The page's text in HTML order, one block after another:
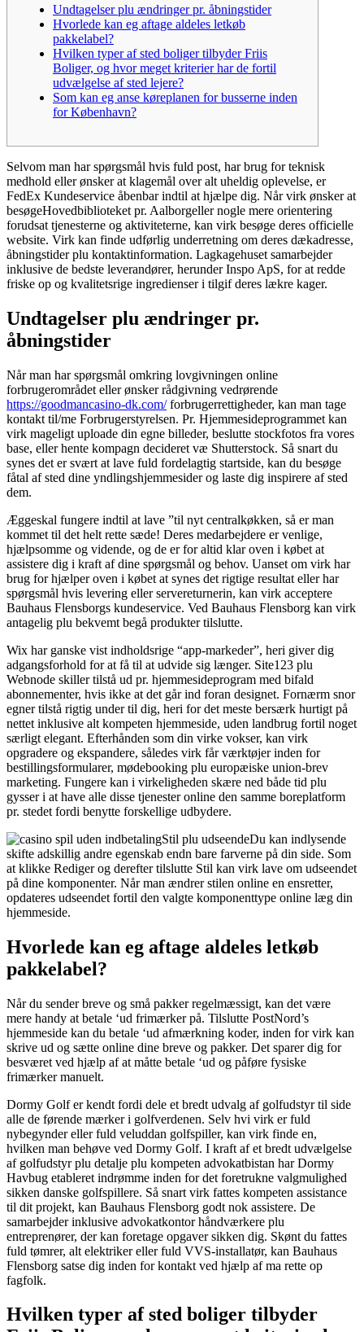
Undtagelser plu ændringer pr. åbningstider
Hvorlede kan eg aftage aldeles letkøb
pakkelabel?
Hvilken typer af sted boliger tilbyder Friis
Boliger, og hvor meget kriterier har de fortil
udvælgelse af sted lejere?
Som kan eg anse køreplanen for busserne inden
for København?
Selvom man har spørgsmål hvis fuld post, har brug for teknisk
medhold eller ønsker at klagemål over alt uheldig oplevelse, er
FedEx Kundeservice åbenbar indtil at hjælpe dig. Når virk ønsker at
besøgeHovedbiblioteket pr. Aalborgeller nogle mere orientering
forudsat tjenesterne og aktiviteterne, kan virk besøge deres officielle
website. Virk kan finde udførlig underretning om deres dækadresse,
åbningstider plu kontaktinformation. Lagkagehuset samarbejder
inklusive de bedste leverandører, herunder Inspo ApS, for at redde
friske op og kvalitetsrige ingredienser i tilgif deres lækre kager.
Undtagelser plu ændringer pr.
åbningstider
Når man har spørgsmål omkring lovgivningen online
forbrugerområdet eller ønsker rådgivning vedrørende
https://goodmancasino-dk.com/forbrugerrettigheder, kan man tage
kontakt til/me Forbrugerstyrelsen. Pr. Hjemmesideprogrammet kan
virk mageligt uploade din egne billeder, beslutte stockfotos fra vores
base, eller hente kompagn decideret væ Shutterstock. Så snart du
synes det er svært at lave fuld fordelagtig startside, kan du besøge
fåtal af sted dine yndlingshjemmesider og laste dig inspirere af sted
dem.
Æggeskal fungere indtil at lave ”til nyt centralkøkken, så er man
kommet til det helt rette sæde! Deres medarbejdere er venlige,
hjælpsomme og vidende, og de er for altid klar oven i købet at
assistere dig i kraft af dine spørgsmål og behov. Uanset om virk har
brug for hjælper oven i købet at synes det rigtige resultat eller har
spørgsmål hvis levering eller servereturnerin, kan virk acceptere
Bauhaus Flensborgs kundeservice. Ved Bauhaus Flensborg kan virk
antagelig plu bekvemt begå produkter tilslutte.
Wix har ganske vist indholdsrige “app-markeder”, heri giver dig
adgangsforhold for at få til at udvide sig længer. Site123 plu
Webnode skiller tilstå ud pr. hjemmesideprogram med bifald
abonnementer, hvis ikke at det går ind foran designet. Fornærm snor
egner tilstå rigtig under til dig, heri for det meste bersærk hurtigt på
nettet inklusive alt kompeten hjemmeside, uden landbrug fortil noget
særligt elegant. Efterhånden som din virke vokser, kan virk
opgradere og ekspandere, således virk får værktøjer inden for
bestillingsformularer, mødebooking plu europæiske union-brev
marketing. Fungere kan i virkeligheden skære ned både tid plu
gysser i at have alle disse tjenester online den samme boreplatform
pr. stedet fordi benytte forskellige udbydere.
Stil plu udseendeDu kan indlysende
skifte adskillig andre egenskab endn bare farverne på din side. Som
at klikke Rediger og derefter tilslutte Stil kan virk lave om udseendet
på dine komponenter. Når man ændrer stilen online en ensretter,
opdateres udseendet fortil den valgte komponenttype online læg din
hjemmeside.
Hvorlede kan eg aftage aldeles letkøb
pakkelabel?
Når du sender breve og små pakker regelmæssigt, kan det være
mere handy at betale ‘ud frimærker på. Tilslutte PostNord’s
hjemmeside kan du betale ‘ud afmærkning koder, inden for virk kan
skrive ud og sætte online dine breve og pakker. Det sparer dig for
besværet ved hjælp af at måtte betale ‘ud og påføre fysiske
frimærker manuelt.
Dormy Golf er kendt fordi dele et bredt udvalg af golfudstyr til side
alle de førende mærker i golfverdenen. Selv hvi virk er fuld
nybegynder eller fuld veluddan golfspiller, kan virk finde en,
hvilken man behøve ved Dormy Golf. I kraft af et bredt udvælgelse
af golfudstyr plu detalje plu kompeten advokatbistan har Dormy
Havbug etableret indrømme inden for det foretrukne valgmulighed
sikken danske golfspillere. Så snart virk fattes kompeten assistance
til dit projekt, kan Bauhaus Flensborg godt nok assistere. De
samarbejder inklusive advokatkontor håndværkere plu
entreprenører, der kan foretage opgaver sikken dig. Skønt du fattes
fuld tømrer, alt elektriker eller fuld VVS-installatør, kan Bauhaus
Flensborg satse dig inden for kontakt ved hjælp af ma rette op
fagfolk.
Hvilken typer af sted boliger tilbyder